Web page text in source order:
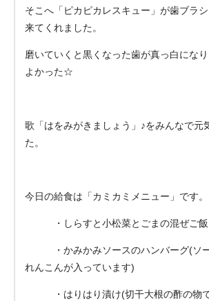
そこへ「ピカピカレスキュー」が歯ブラ
来てくれました。
磨いていくと黒くなった歯が真っ白にな
よかった☆
歌「はをみがきましょう」♪をみんなで元
た。
今日の給食は「カミカミメニュー」です。
・しらすと小松菜とごまの混ぜご飯
・かみかみソースのハンバーグ(ソー
れんこんが入っています)
・はりはり漬け(切干大根の酢の物